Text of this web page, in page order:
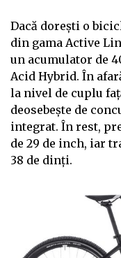
Dacă dorești o
din gama Active
un acumulator de
Acid Hybrid. În
la nivel de cuplu
deosebește de
integrat. În rest,
de 29 de inch, iar
38 de dinți.